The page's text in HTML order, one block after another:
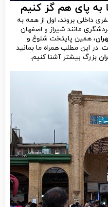
به پای هم گز کنیم
داخلی بروند، اول از همه به
مانند شیراز و اصفهان
، همین پایتخت شلوغ و
در این مطلب همراه ما بمانید
بزرگ بیشتر آشنا کنیم.